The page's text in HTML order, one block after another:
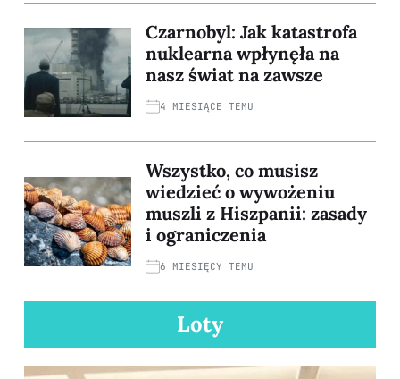
Czarnobyl: Jak katastrofa
nuklearna wpłynęła na
nasz świat na zawsze
4 MIESIĄCE TEMU
Wszystko, co musisz
wiedzieć o wywożeniu
muszli z Hiszpanii: zasady
i ograniczenia
6 MIESIĘCY TEMU
Loty